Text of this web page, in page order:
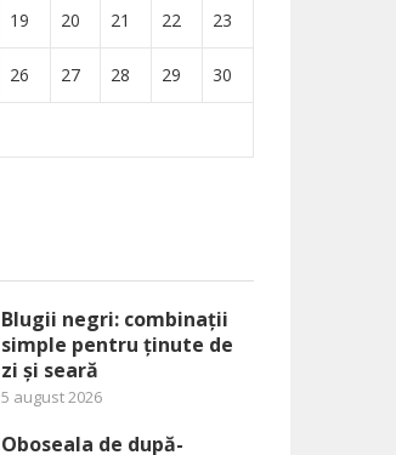
19 20 21 22 23
26 27 28 29 30
Blugii negri: combinații
simple pentru ținute de
zi și seară
5 august 2026
Oboseala de după-